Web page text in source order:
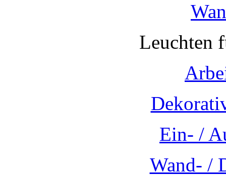
Leuchten
Ein- /
Wand- /